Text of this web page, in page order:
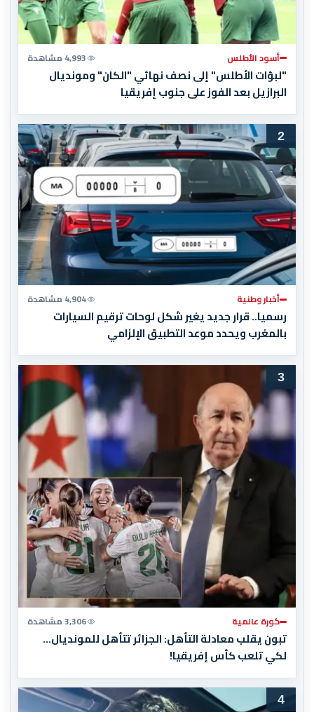
أسود الأطلس 4,993 مشاهدة
"لبؤات الأطلس" إلى نصف نهائي "الكان" ومونديال
البرازيل بعد الفوز على جنوب إفريقيا
2
أخبار وطنية 4,904 مشاهدة
رسميا.. قرار جديد يغير شكل لوحات ترقيم السيارات
بالمغرب ويحدد موعد التطبيق الإلزامي
3
كورة عالمية 3,306 مشاهدة
تبون يقلب معادلة التأهل: الجزائر تتأهل للمونديال…
لكي تلعب كأس إفريقيا!
4